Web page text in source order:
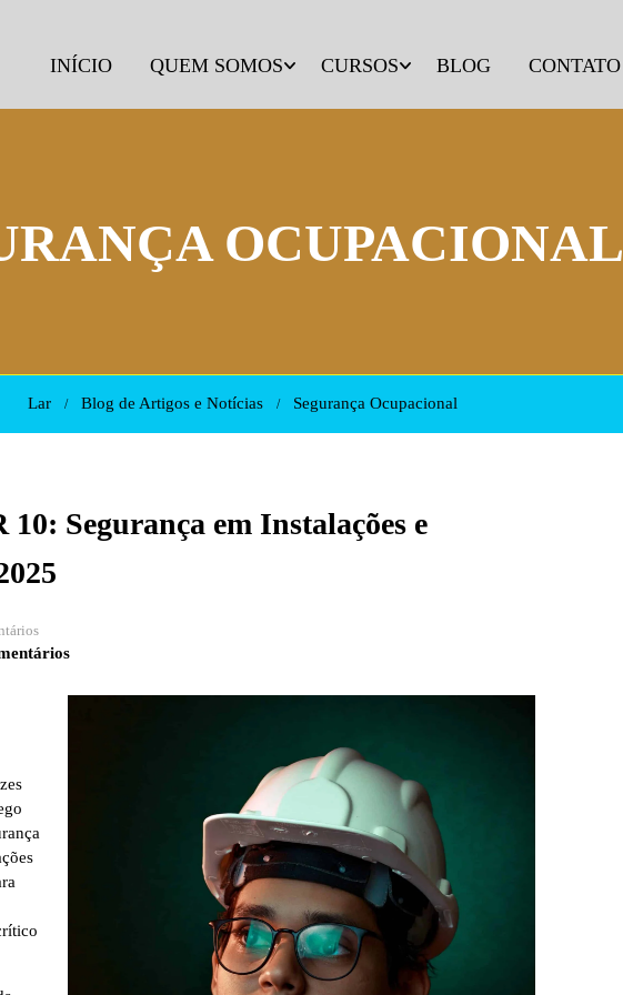
INÍCIO QUEM SOMOS CURSOS BLOG CONTATO
OCUPACIONAL
Lar Blog de Artigos e Notícias Segurança Ocupacional
Segurança em Instalações e